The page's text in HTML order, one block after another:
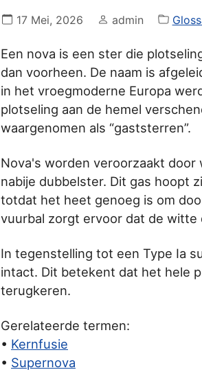
17 Mei, 2026 admin
Een nova is een ster die
dan voorheen. De naam is
in het vroegmoderne Europa
plotseling aan de hemel
waargenomen als “gaststerren”.
Nova's worden veroorzaakt
nabije dubbelster. Dit gas hoopt
totdat het heet genoeg is om
vuurbal zorgt ervoor dat de
In tegenstelling tot een Type Ia
intact. Dit betekent dat het hele
terugkeren.
Gerelateerde termen:
• Kernfusie
• Supernova